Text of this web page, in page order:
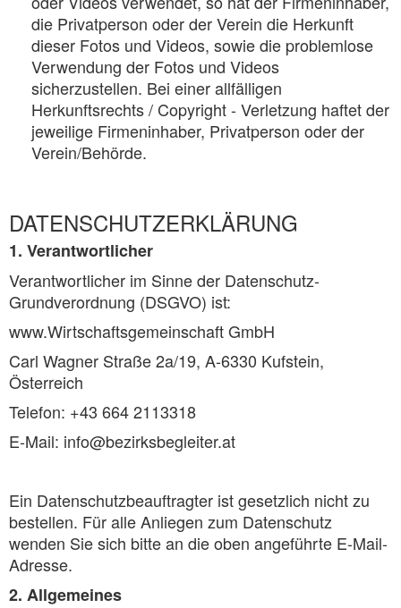
die Privatperson oder der Verein die Herkunft
dieser Fotos und Videos, sowie die problemlose
Verwendung der Fotos und Videos
sicherzustellen. Bei einer allfälligen
Herkunftsrechts / Copyright - Verletzung haftet der
jeweilige Firmeninhaber, Privatperson oder der
Verein/Behörde.
DATENSCHUTZERKLÄRUNG
1. Verantwortlicher
Verantwortlicher im Sinne der Datenschutz-
Grundverordnung (DSGVO) ist:
www.Wirtschaftsgemeinschaft GmbH
Carl Wagner Straße 2a/19, A-6330 Kufstein,
Österreich
Telefon: +43 664 2113318
E-Mail: info@bezirksbegleiter.at
Ein Datenschutzbeauftragter ist gesetzlich nicht zu
bestellen. Für alle Anliegen zum Datenschutz
wenden Sie sich bitte an die oben angeführte E-Mail-
Adresse.
2. Allgemeines